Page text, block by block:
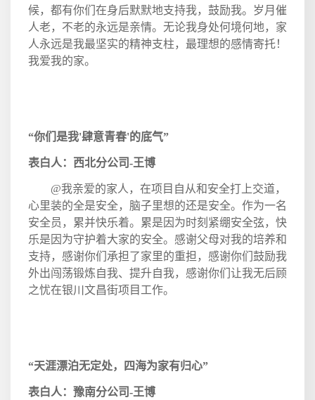
候，都有你们在身后默默地支持我，鼓励我。岁月催
人老，不老的永远是亲情。无论我身处何境何地，家
人永远是我最坚实的精神支柱，最理想的感情寄托！
我爱我的家。
“你们是我'肆意青春'的底气”
表白人：西北分公司-王博
@我亲爱的家人，在项目自从和安全打上交道，
心里装的全是安全，脑子里想的还是安全。作为一名
安全员，累并快乐着。累是因为时刻紧绷安全弦，快
乐是因为守护着大家的安全。感谢父母对我的培养和
支持，感谢你们承担了家里的重担，感谢你们鼓励我
外出闯荡锻炼自我、提升自我，感谢你们让我无后顾
之忧在银川文昌街项目工作。
“天涯漂泊无定处，四海为家有归心”
表白人：豫南分公司-王博